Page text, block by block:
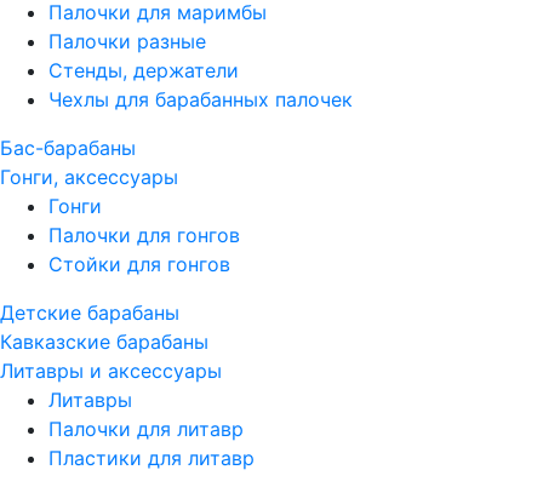
Палочки для маримбы
Палочки разные
Стенды, держатели
Чехлы для барабанных палочек
Бас-барабаны
Гонги, аксессуары
Гонги
Палочки для гонгов
Стойки для гонгов
Детские барабаны
Кавказские барабаны
Литавры и аксессуары
Литавры
Палочки для литавр
Пластики для литавр